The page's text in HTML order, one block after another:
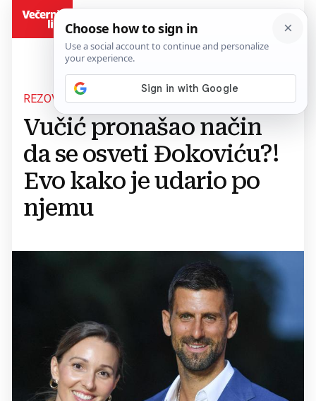
REZOVI
Vučić pronašao način
da se osveti Đokoviću?!
Evo kako je udario po
njemu